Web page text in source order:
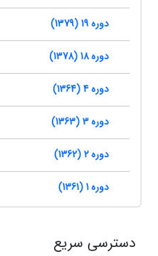
دوره 19 (1379)
دوره 18 (1378)
دوره 4 (1364)
دوره 3 (1363)
دوره 2 (1362)
دوره 1 (1361)
دسترسی سریع